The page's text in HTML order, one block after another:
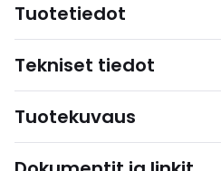
Tuotetiedot
Tekniset tiedot
Tuotekuvaus